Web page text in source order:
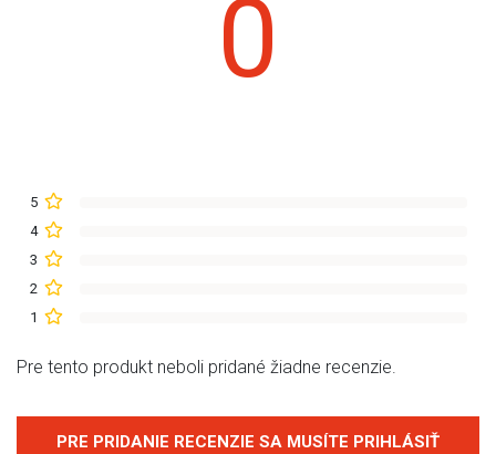
0
5
4
3
2
1
Pre tento produkt neboli pridané žiadne recenzie.
PRE PRIDANIE RECENZIE SA MUSÍTE PRIHLÁSIŤ